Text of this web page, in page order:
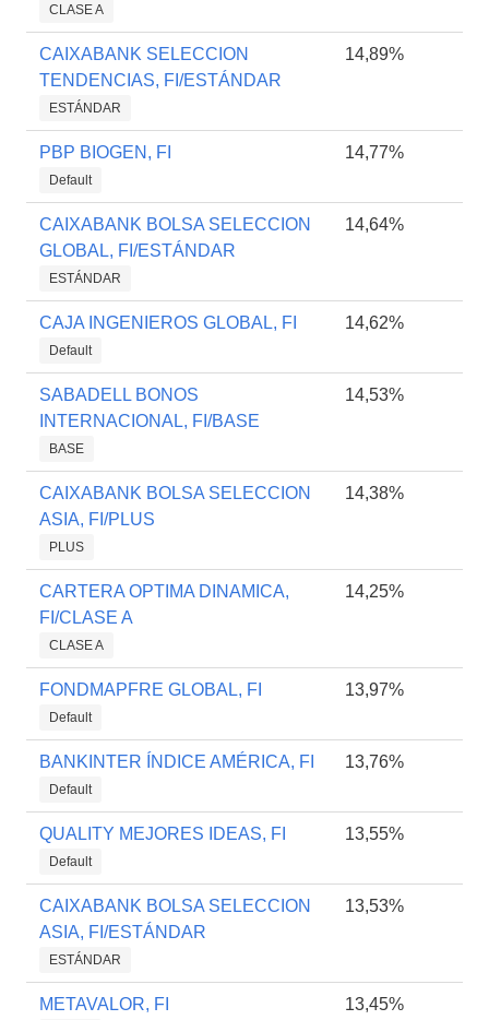
CLASE A
CAIXABANK SELECCION
TENDENCIAS, FI/ESTÁNDAR
ESTÁNDAR
14,89%
PBP BIOGEN, FI
Default
14,77%
CAIXABANK BOLSA SELECCION
GLOBAL, FI/ESTÁNDAR
ESTÁNDAR
14,64%
CAJA INGENIEROS GLOBAL, FI
Default
14,62%
SABADELL BONOS
INTERNACIONAL, FI/BASE
BASE
14,53%
CAIXABANK BOLSA SELECCION
ASIA, FI/PLUS
PLUS
14,38%
CARTERA OPTIMA DINAMICA,
FI/CLASE A
CLASE A
14,25%
FONDMAPFRE GLOBAL, FI
Default
13,97%
BANKINTER ÍNDICE AMÉRICA, FI
Default
13,76%
QUALITY MEJORES IDEAS, FI
Default
13,55%
CAIXABANK BOLSA SELECCION
ASIA, FI/ESTÁNDAR
ESTÁNDAR
13,53%
METAVALOR, FI 13,45%